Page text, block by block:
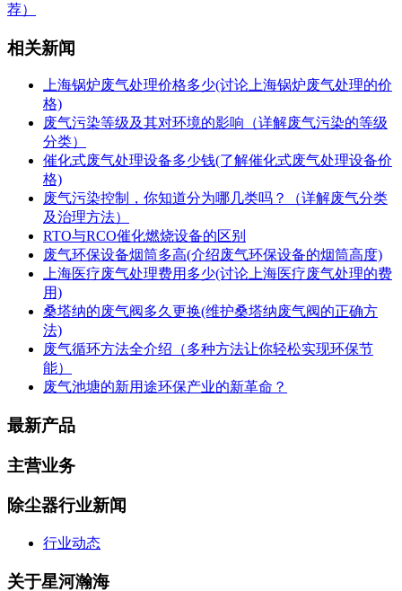
荐）
相关新闻
上海锅炉废气处理价格多少(讨论上海锅炉废气处理的价
格)
废气污染等级及其对环境的影响（详解废气污染的等级
分类）
催化式废气处理设备多少钱(了解催化式废气处理设备价
格)
废气污染控制，你知道分为哪几类吗？（详解废气分类
及治理方法）
RTO与RCO催化燃烧设备的区别
废气环保设备烟筒多高(介绍废气环保设备的烟筒高度)
上海医疗废气处理费用多少(讨论上海医疗废气处理的费
用)
桑塔纳的废气阀多久更换(维护桑塔纳废气阀的正确方
法)
废气循环方法全介绍（多种方法让你轻松实现环保节
能）
废气池塘的新用途环保产业的新革命？
最新产品
主营业务
除尘器行业新闻
行业动态
关于星河瀚海